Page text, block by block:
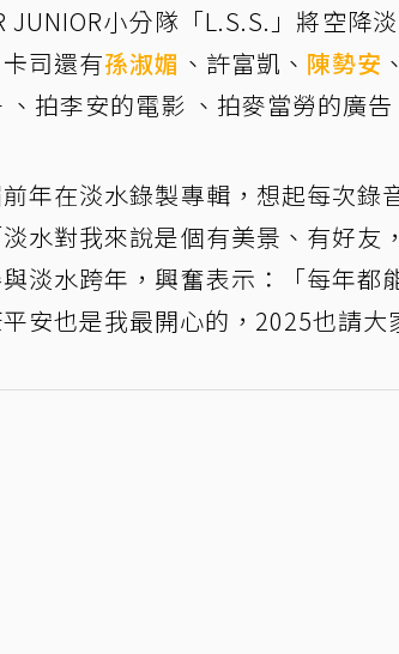
JUNIOR小分隊「L.S.S.」將空降
司還有孫淑媚 、許富凱、 陳勢安
、拍李安的電影 、拍麥當勞的廣
年在淡水錄製專輯，想起每次
水對我來說是個有美景、有好友
淡水跨年，興奮表示：「每年都
安也是我最開心的，2025也請大